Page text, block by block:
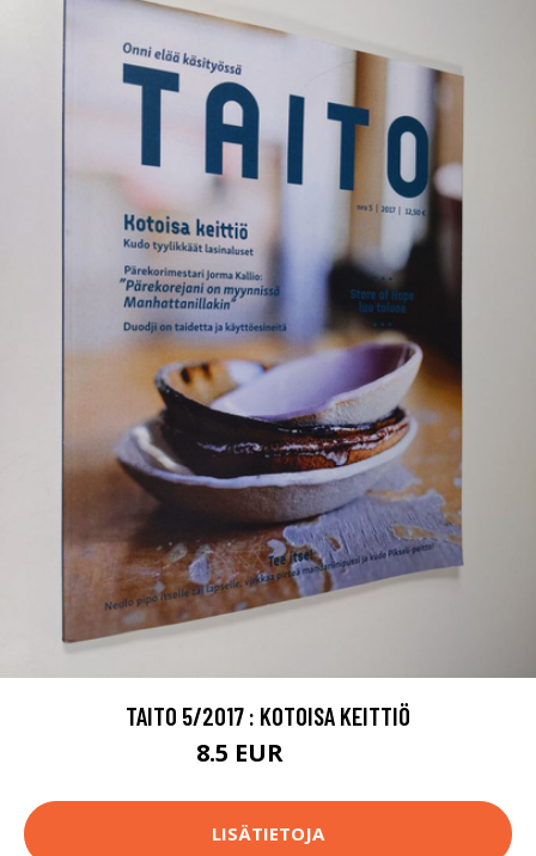
TAITO 5/2017 : KOTOISA KEITTIÖ
8.5 EUR
LISÄTIETOJA